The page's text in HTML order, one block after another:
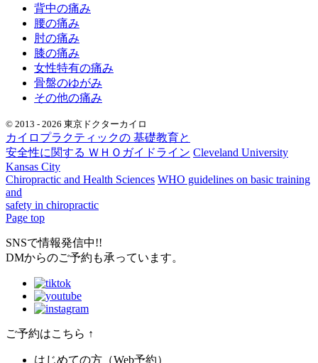
背中の痛み
腰の痛み
肘の痛み
膝の痛み
女性特有の痛み
骨盤のゆがみ
その他の痛み
© 2013 - 2026 東京ドクターカイロ
カイロプラクティックの 基礎教育と
安全性に関する ＷＨＯガイドライン Cleveland University
Kansas City
Chiropractic and Health Sciences WHO guidelines on basic training
and
safety in chiropractic
Page top
SNSで情報発信中!!
DMからのご予約も承っています。
ご予約はこちら ↑
はじめての方（Web予約）